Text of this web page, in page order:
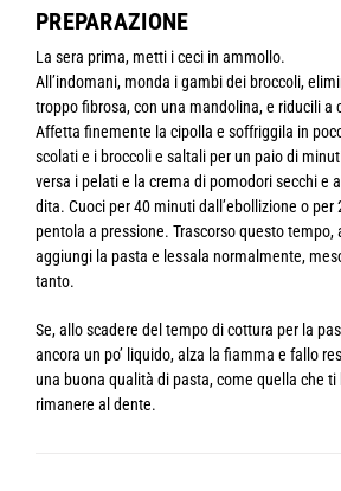
PREPARAZIONE
La sera prima, metti i ceci in ammollo.
All’indomani, monda i gambi dei broccoli,
troppo fibrosa, con una mandolina, e riducili a
Affetta finemente la cipolla e soffriggila in
scolati e i broccoli e saltali per un paio di
versa i pelati e la crema di pomodori secchi e
dita. Cuoci per 40 minuti dall’ebollizione o per
pentola a pressione. Trascorso questo tempo,
aggiungi la pasta e lessala normalmente,
tanto.
Se, allo scadere del tempo di cottura per la
ancora un po’ liquido, alza la fiamma e fallo
una buona qualità di pasta, come quella che
rimanere al dente.